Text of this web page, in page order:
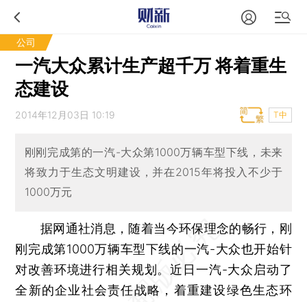
公司
一汽大众累计生产超千万 将着重生
态建设
2014年12月03日 10:19 T中
刚刚完成第的一汽-大众第1000万辆车型下线，未来
将致力于生态文明建设，并在2015年将投入不少于
1000万元
据网通社消息，随着当今环保理念的畅行，刚
刚完成第1000万辆车型下线的一汽-大众也开始针
对改善环境进行相关规划。近日一汽-大众启动了
全新的企业社会责任战略，着重建设绿色生态环